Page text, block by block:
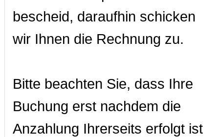
bescheid, daraufhin schicken
wir Ihnen die Rechnung zu.
Bitte beachten Sie, dass Ihre
Buchung erst nachdem die
Anzahlung Ihrerseits erfolgt ist